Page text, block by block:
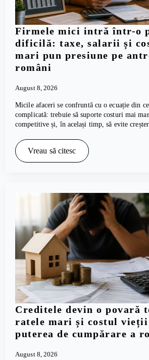
Firmele mici intră într-o
dificilă: taxe, salarii și
mari pun presiune pe
români
August 8, 2026
Micile afaceri se confruntă cu o ecuație din
complicată: trebuie să suporte costuri mai
competitive și, în același timp, să evite
Vreau să citesc
Creditele devin o povară
ratele mari și costul vieții
puterea de cumpărare a
August 8, 2026